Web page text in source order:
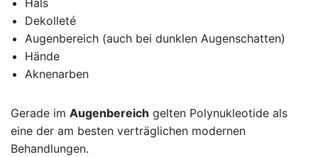
Hals
Dekolleté
Augenbereich (auch bei dunklen Augenschatten)
Hände
Aknenarben
Gerade im Augenbereich gelten Polynukleotide als
eine der am besten verträglichen modernen
Behandlungen.